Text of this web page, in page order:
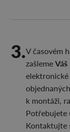
3.V časovém
zašleme
k montáži,
Potřebujete
Kontaktujte